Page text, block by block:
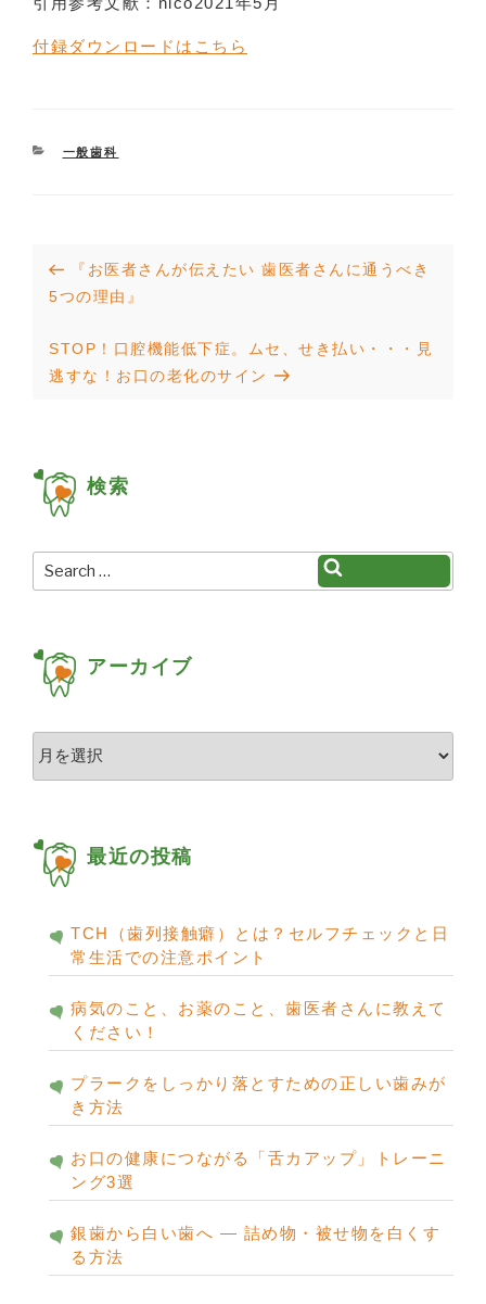
付録ダウンロードはこちら
CATEGORIES
一般歯科
投
稿
ビ
シ
ョ
ン
Previous
Post
『お医者さんが伝えたい 歯医者さんに通うべき
5つの理由』
Next
Post
STOP！口腔機能低下症。ムセ、せき払い・・・見
逃すな！お口の老化のサイン
検索
Search
for:
アーカイブ
ア
ブ
最近の投稿
TCH（歯列接触癖）とは？セルフチェックと日
常生活での注意ポイント
病気のこと、お薬のこと、歯医者さんに教えて
ください！
プラークをしっかり落とすための正しい歯みが
き方法
お口の健康につながる「舌カアップ」トレーニ
ング3選
銀歯から白い歯へ ― 詰め物・被せ物を白くす
る方法